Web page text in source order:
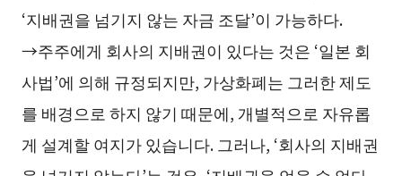
‘지배권을 넘기지 않는 자금 조달’이 가능하다.
→주주에게 회사의 지배권이 있다는 것은 ‘일본 회
사법’에 의해 규정되지만, 가상화폐는 그러한 제도
를 배경으로 하지 않기 때문에, 개별적으로 자유롭
게 설계할 여지가 있습니다. 그러나, ‘회사의 지배권